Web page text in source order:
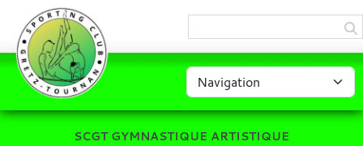
SCGT GYMNASTIQUE ARTISTIQUE
Panneau de gestion des cookies